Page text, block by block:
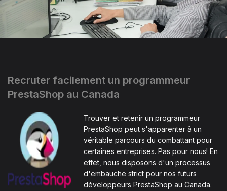
Recruter facilement un programmeur
PrestaShop au Canada
Trouver et retenir un programmeur
PrestaShop peut s'apparenter à un
véritable parcours du combattant pour
certaines entreprises. Pas pour nous! En
effet, nous disposons d'un processus
d'embauche strict pour nos futurs
développeurs PrestaShop au Canada.